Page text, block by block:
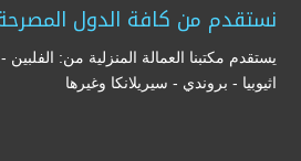
نستقدم من كافة الدول
يستقدم مكتبنا العمالة المنزلية من: الفلبين
اثيوبيا - بروندي - سيريلانكا وغيرها